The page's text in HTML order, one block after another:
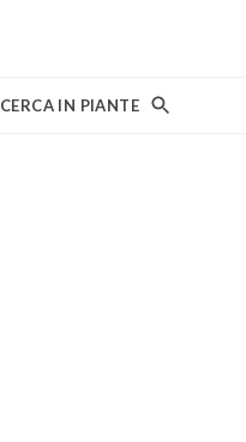
CERCA IN PIANTE